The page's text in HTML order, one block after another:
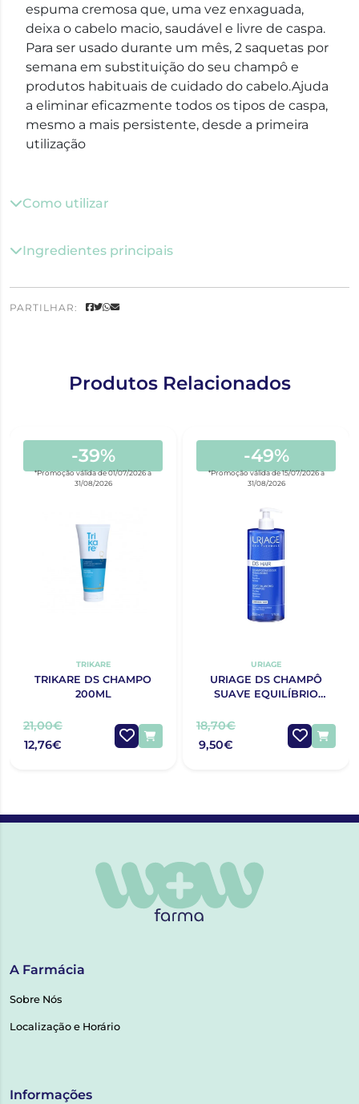
espuma cremosa que, uma vez enxaguada,
deixa o cabelo macio, saudável e livre de caspa.
Para ser usado durante um mês, 2 saquetas por
semana em substituição do seu champô e
produtos habituais de cuidado do cabelo.Ajuda
a eliminar eficazmente todos os tipos de caspa,
mesmo a mais persistente, desde a primeira
utilização
Como utilizar
Ingredientes principais
PARTILHAR:
Produtos Relacionados
-39%
*Promoção válida de 01/07/2026 a
31/08/2026
TRIKARE
TRIKARE DS CHAMPO
200ML
21,00€
12,76€
-49%
*Promoção válida de 15/07/2026 a
31/08/2026
URIAGE
URIAGE DS CHAMPÔ
SUAVE EQUILÍBRIO
18,70€
9,50€
A Farmácia
Sobre Nós
Localização e Horário
Informações